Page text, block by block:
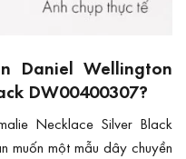
Daniel Wellington
DW00400307?
Necklace Silver Black
một mẫu dây chuyền